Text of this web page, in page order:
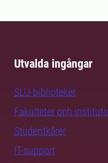
Utvalda ingångar
SLU-biblioteket
Fakulteter och
Studentkårer
IT-support